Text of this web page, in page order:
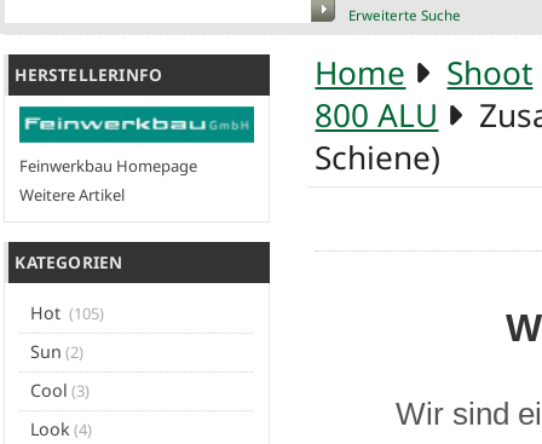
Erweiterte Suche
HERSTELLERINFO
Feinwerkbau Homepage
Weitere Artikel
KATEGORIEN
Hot (105)
Sun (2)
Cool (3)
Look(4)
Home
Shoot
800 ALU
Schiene)
Wir sind